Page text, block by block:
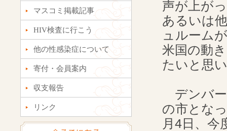
声が上が
あるいは
ュルーム
米国の動
たいと思
デンバー
の市とな
月4日、
マスコミ掲載記事
HIV検査に行こう
他の性感染症について
寄付・会員案内
収支報告
リンク